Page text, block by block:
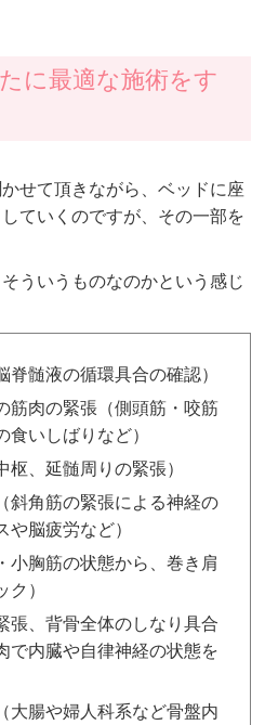
に最適な施術をす
せて頂きながら、ベッドに座
ていくのですが、その一部を
ういうものなのかという感じ
脊髄液の循環具合の確認）
筋肉の緊張（側頭筋・咬筋
食いしばりなど）
枢、延髄周りの緊張）
斜角筋の緊張による神経の
や脳疲労など）
小胸筋の状態から、巻き肩
ク）
張、背骨全体のしなり具合
で内臓や自律神経の状態を
大腸や婦人科系など骨盤内